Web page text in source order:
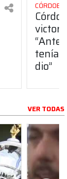
dio”
VER TODAS